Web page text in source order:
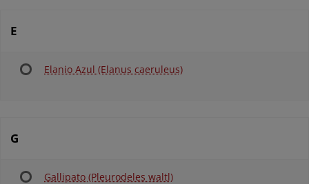
E
Elanio Azul (Elanus caeruleus)
G
Gallipato (Pleurodeles waltl)